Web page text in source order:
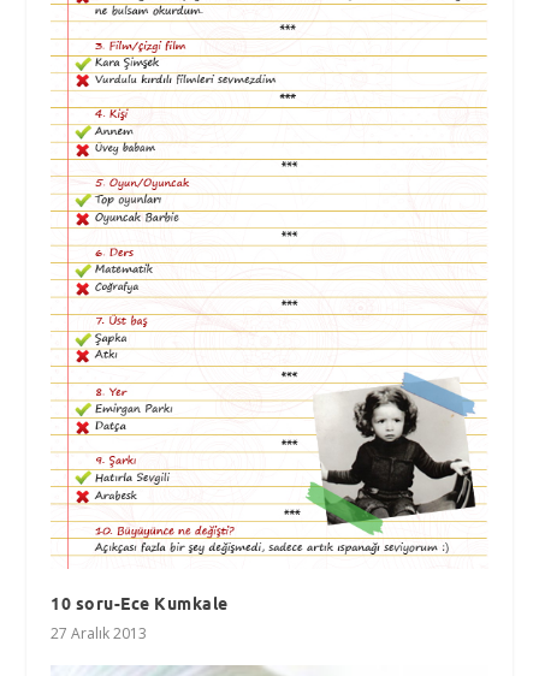
10 soru-Ece Kumkale
27 Aralık 2013